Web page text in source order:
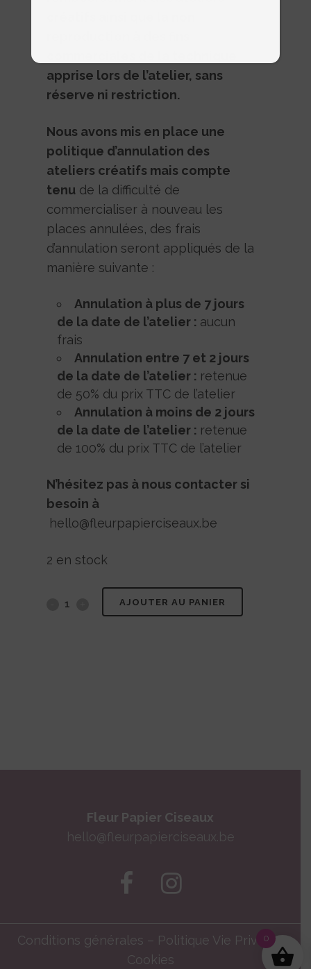
apprise lors de l’atelier, sans
réserve ni restriction.
Nous avons mis en place une
politique d’annulation des
ateliers créatifs mais compte
tenude la difficulté de
commercialiser à nouveau les
places annulées, des frais
d’annulation seront appliqués de la
manière suivante :
Annulation à plus de 7 jours
de la date de l’atelier : aucun
frais
Annulation entre 7 et 2 jours
de la date de l’atelier : retenue
de 50% du prix TTC de l’atelier
Annulation à moins de 2 jours
de la date de l’atelier : retenue
de 100% du prix TTC de l’atelier
N’hésitez pas à nous contacter si
besoin à
hello@fleurpapierciseaux.be
2 en stock
AJOUTER AU PANIER
Fleur Papier Ciseaux
hello@fleurpapierciseaux.be
Conditions générales – Politique Vie Privée –
Cookies
0